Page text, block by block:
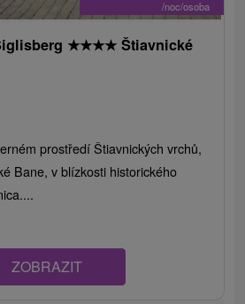
/noc/osoba
★★★★ Štiavnické
prostředí Štiavnických vrchů,
Bane, v blízkosti historického
ZOBRAZIT